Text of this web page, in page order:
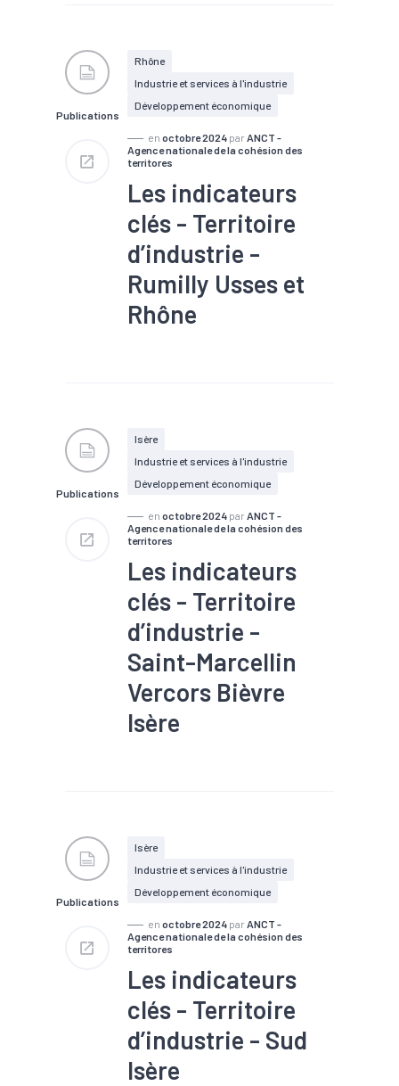
Publications
Rhône
Industrie et services à l'industrie
Développement économique
en octobre 2024 par ANCT -
Agence nationale de la cohésion des
territores
Les indicateurs
clés - Territoire
d’industrie -
Rumilly Usses et
Rhône
Publications
Isère
Industrie et services à l'industrie
Développement économique
en octobre 2024 par ANCT -
Agence nationale de la cohésion des
territores
Les indicateurs
clés - Territoire
d’industrie -
Saint-Marcellin
Vercors Bièvre
Isère
Publications
Isère
Industrie et services à l'industrie
Développement économique
en octobre 2024 par ANCT -
Agence nationale de la cohésion des
territores
Les indicateurs
clés - Territoire
d’industrie - Sud
Isère